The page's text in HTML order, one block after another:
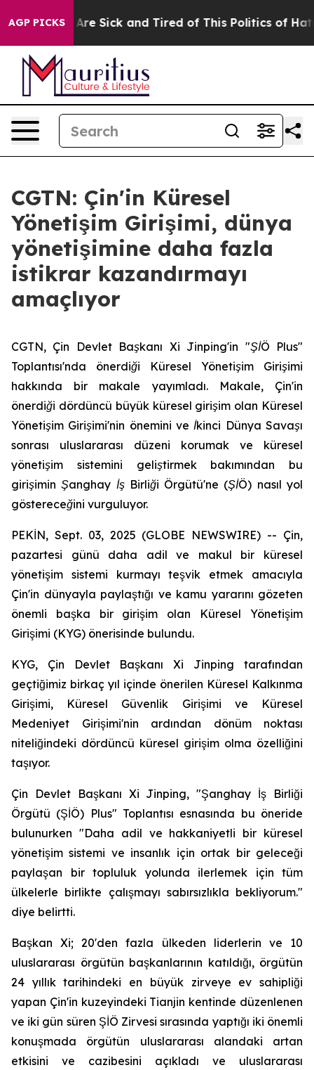
AGP PICKSAre Sick and Tired of This Politics of Hatred”
CGTN: Çin'in Küresel
Yönetişim Girişimi, dünya
yönetişimine daha fazla
istikrar kazandırmayı
amaçlıyor
CGTN, Çin Devlet Başkanı Xi Jinping'in "ŞİÖ Plus"
Toplantısı'nda önerdiği Küresel Yönetişim Girişimi
hakkında bir makale yayımladı. Makale, Çin'in
önerdiği dördüncü büyük küresel girişim olan Küresel
Yönetişim Girişimi'nin önemini ve İkinci Dünya Savaşı
sonrası uluslararası düzeni korumak ve küresel
yönetişim sistemini geliştirmek bakımından bu
girişimin Şanghay İş Birliği Örgütü'ne (ŞİÖ) nasıl yol
göstereceğini vurguluyor.
PEKİN, Sept. 03, 2025 (GLOBE NEWSWIRE) -- Çin,
pazartesi günü daha adil ve makul bir küresel
yönetişim sistemi kurmayı teşvik etmek amacıyla
Çin'in dünyayla paylaştığı ve kamu yararını gözeten
önemli başka bir girişim olan Küresel Yönetişim
Girişimi (KYG) önerisinde bulundu.
KYG, Çin Devlet Başkanı Xi Jinping tarafından
geçtiğimiz birkaç yıl içinde önerilen Küresel Kalkınma
Girişimi, Küresel Güvenlik Girişimi ve Küresel
Medeniyet Girişimi'nin ardından dönüm noktası
niteliğindeki dördüncü küresel girişim olma özelliğini
taşıyor.
Çin Devlet Başkanı Xi Jinping, "Şanghay İş Birliği
Örgütü (ŞİÖ) Plus" Toplantısı esnasında bu öneride
bulunurken "Daha adil ve hakkaniyetli bir küresel
yönetişim sistemi ve insanlık için ortak bir geleceği
paylaşan bir topluluk yolunda ilerlemek için tüm
ülkelerle birlikte çalışmayı sabırsızlıkla bekliyorum."
diye belirtti.
Başkan Xi; 20'den fazla ülkeden liderlerin ve 10
uluslararası örgütün başkanlarının katıldığı, örgütün
24 yıllık tarihindeki en büyük zirveye ev sahipliği
yapan Çin'in kuzeyindeki Tianjin kentinde düzenlenen
ve iki gün süren ŞİÖ Zirvesi sırasında yaptığı iki önemli
konuşmada örgütün uluslararası alandaki artan
etkisini ve cazibesini açıkladı ve uluslararası